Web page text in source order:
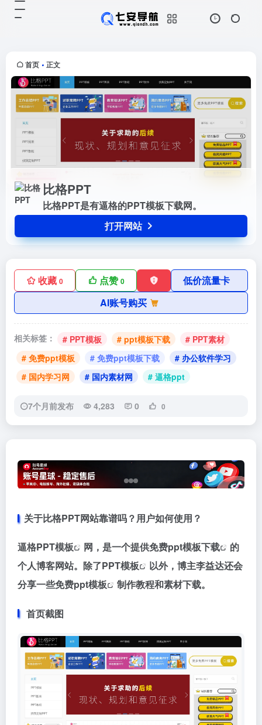
首页 • 正文
比格PPT
比格PPT是有逼格的PPT模板下载网。
打开网站
收藏 0 点赞0
低价流量卡
AI账号购买
相关标签： # PPT模板 # ppt模板下载
# PPT素材
# 免费ppt模板
# 免费ppt模板下载
# 办公软件学习
# 国内学习网
# 国内素材网 # 逼格ppt
7个月前发布 4,283 0 0
关于比格PPT网站靠谱吗？用户如何使用？
逼格PPT模板 网，是一个提供免费ppt模板下载
的
个人博客网站。除了PPT模板
以外，博主李益达还会
分享一些免费ppt模板 制作教程和素材下载。
首页截图